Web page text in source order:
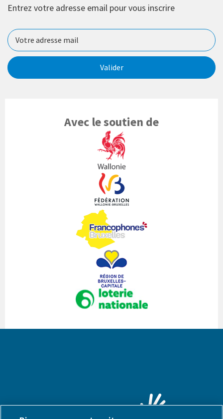
Entrez votre adresse email pour vous inscrire
Valider
Avec le soutien de